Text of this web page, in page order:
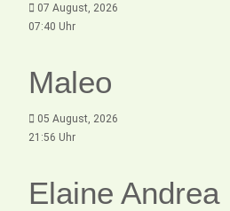
07 August, 2026
07:40 Uhr
Maleo
05 August, 2026
21:56 Uhr
Elaine Andrea